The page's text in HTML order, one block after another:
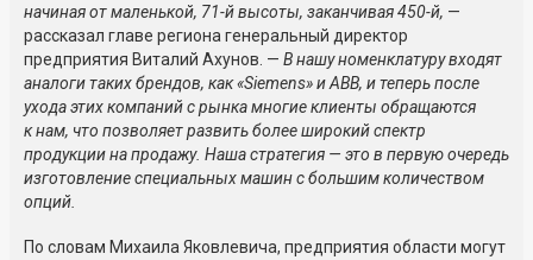
начиная от маленькой, 71-й высоты, заканчивая 450-й, —
рассказал главе региона генеральный директор
предприятия Виталий Ахунов. — В нашу номенклатуру входят
аналоги таких брендов, как «Siemens» и ABB, и теперь после
ухода этих компаний с рынка многие клиенты обращаются
к нам, что позволяет развить более широкий спектр
продукции на продажу. Наша стратегия — это в первую очередь
изготовление специальных машин с большим количеством
опций.
По словам Михаила Яковлевича, предприятия области могут